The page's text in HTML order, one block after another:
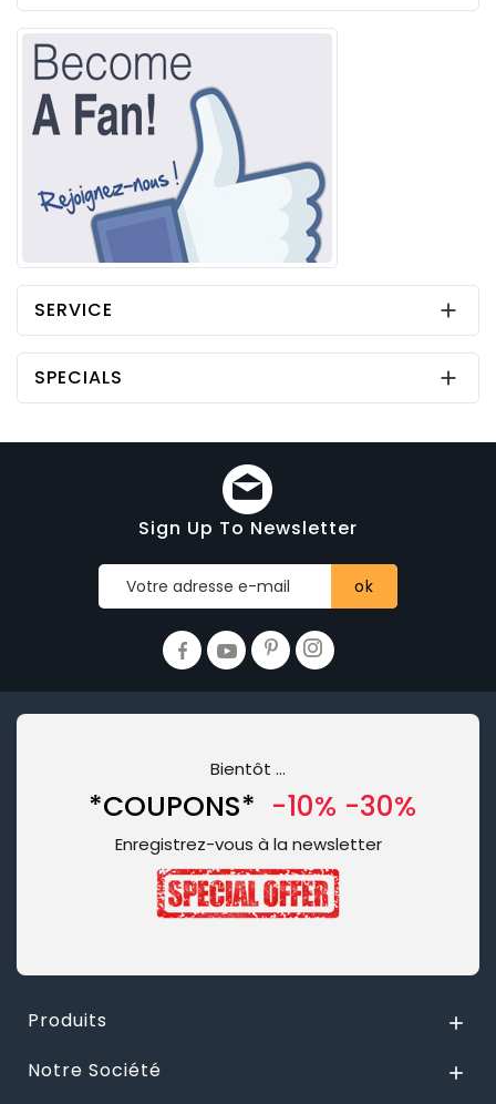
SERVICE 
SPECIALS 
Sign Up To Newsletter
Bientôt …
*COUPONS* -10% -30%
Enregistrez-vous à la newsletter
Produits 
Notre Société 